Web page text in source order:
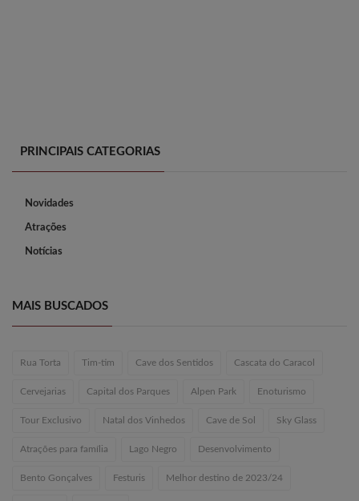
PRINCIPAIS CATEGORIAS
Novidades
Atrações
Notícias
MAIS BUSCADOS
Rua Torta Tim-tim Cave dos Sentidos Cascata do Caracol
Cervejarias Capital dos Parques Alpen Park Enoturismo
Tour Exclusivo Natal dos Vinhedos Cave de Sol Sky Glass
Atrações para família Lago Negro Desenvolvimento
Bento Gonçalves Festuris Melhor destino de 2023/24